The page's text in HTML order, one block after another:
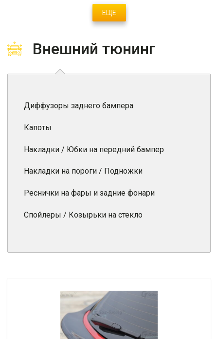
ЕЩЕ
Внешний тюнинг
Диффузоры заднего бампера
Капоты
Накладки / Юбки на передний бампер
Накладки на пороги / Подножки
Реснички на фары и задние фонари
Спойлеры / Козырьки на стекло